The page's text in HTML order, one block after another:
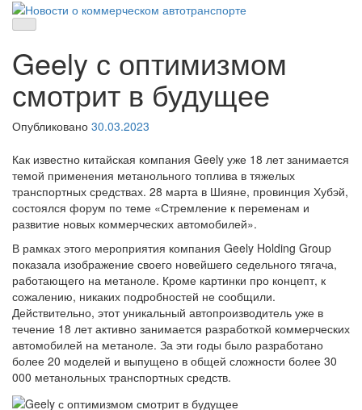
Skip
Новости о коммерческом автотранспорте
Новости о коммерческом автотранспорте: грузовых автомобилях
Geely с оптимизмом
смотрит в будущее
Опубликовано 30.03.2023
Как известно китайская компания Geely уже 18 лет занимается
темой применения метанольного топлива в тяжелых
транспортных средствах. 28 марта в Шияне, провинция Хубэй,
состоялся форум по теме «Стремление к переменам и
развитие новых коммерческих автомобилей».
В рамках этого мероприятия компания Geely Holding Group
показала изображение своего новейшего седельного тягача,
работающего на метаноле. Кроме картинки про концепт, к
сожалению, никаких подробностей не сообщили.
Действительно, этот уникальный автопроизводитель уже в
течение 18 лет активно занимается разработкой коммерческих
автомобилей на метаноле. За эти годы было разработано
более 20 моделей и выпущено в общей сложности более 30
000 метанольных транспортных средств.